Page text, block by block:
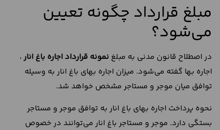
مبلغ قرارداد چگونه تعیین
می‌شود؟
در اصطلاح قانون مدنی به مبلغ نمونه قرارداد اجاره باغ انار ،
اجاره بها گفته می‌شود. میزان اجاره بهای باغ انار به وسیله
توافق میان موجر و مستاجر مشخص خواهد شد.
نحوه پرداخت اجاره بهای باغ انار به توافق موجر و مستاجر
بستگی دارد. موجر و مستاجر باغ انار می‌توانند در خصوص